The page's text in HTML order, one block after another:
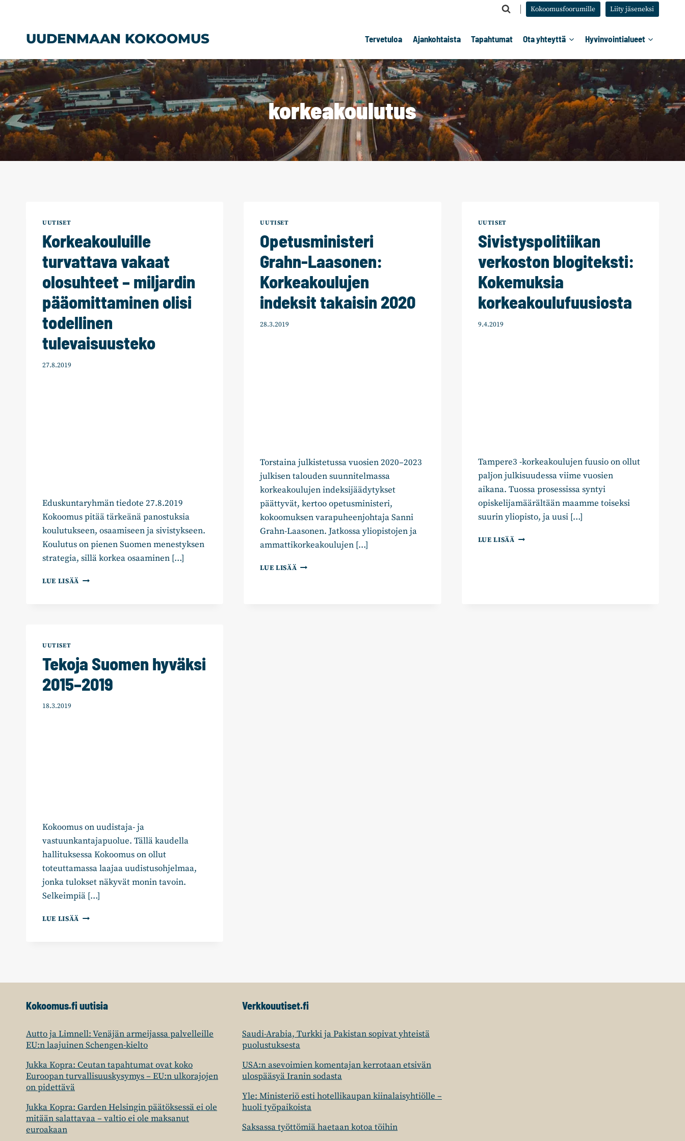
Kokoomusfoorumille Liity jäseneksi
UUDENMAAN KOKOOMUS Tervetuloa Ajankohtaista Tapahtumat Ota yhteyttä Hyvinvointialueet
korkeakoulutus
UUTISET
Korkeakouluille
turvattava vakaat
olosuhteet – miljardin
pääomittaminen olisi
todellinen
tulevaisuusteko
27.8.2019
Eduskuntaryhmän tiedote 27.8.2019
Kokoomus pitää tärkeänä panostuksia
koulutukseen, osaamiseen ja sivistykseen.
Koulutus on pienen Suomen menestyksen
strategia, sillä korkea osaaminen […]
LUE LISÄÄ KORKEAKOULUILLE
TODELLINEN
TULEVAISUUSTEKO
UUTISET
Opetusministeri
Grahn-Laasonen:
Korkeakoulujen
indeksit takaisin 2020
28.3.2019
Torstaina julkistetussa vuosien 2020–2023
julkisen talouden suunnitelmassa
korkeakoulujen indeksijäädytykset
päättyvät, kertoo opetusministeri,
kokoomuksen varapuheenjohtaja Sanni
Grahn-Laasonen. Jatkossa yliopistojen ja
ammattikorkeakoulujen […]
LUE LISÄÄ OPETUSMINISTERI
UUTISET
Sivistyspolitiikan
verkoston blogiteksti:
Kokemuksia
korkeakoulufuusiosta
9.4.2019
Tampere3 -korkeakoulujen fuusio on ollut
paljon julkisuudessa viime vuosien
aikana. Tuossa prosessissa syntyi
opiskelijamäärältään maamme toiseksi
suurin yliopisto, ja uusi […]
LUE LISÄÄ SIVISTYSPOLITIIKAN
UUTISET
Tekoja Suomen hyväksi
2015–2019
18.3.2019
Kokoomus on uudistaja- ja
vastuunkantajapuolue. Tällä kaudella
hallituksessa Kokoomus on ollut
toteuttamassa laajaa uudistusohjelmaa,
jonka tulokset näkyvät monin tavoin.
Selkeimpiä […]
LUE LISÄÄ TEKOJA
Kokoomus.fi uutisia
Autto ja Limnell: Venäjän armeijassa palvelleille
EU:n laajuinen Schengen-kielto
Jukka Kopra: Ceutan tapahtumat ovat koko
Euroopan turvallisuuskysymys – EU:n ulkorajojen
on pidettävä
Jukka Kopra: Garden Helsingin päätöksessä ei ole
mitään salattavaa – valtio ei ole maksanut
euroakaan
Verkkouutiset.fi
Saudi-Arabia, Turkki ja Pakistan sopivat yhteistä
puolustuksesta
USA:n asevoimien komentajan kerrotaan etsivän
ulospääsyä Iranin sodasta
Yle: Ministeriö esti hotellikaupan kiinalaisyhtiölle –
huoli työpaikoista
Saksassa työttömiä haetaan kotoa töihin